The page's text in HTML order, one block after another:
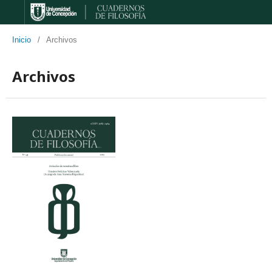
Inicio / Archivos
Archivos